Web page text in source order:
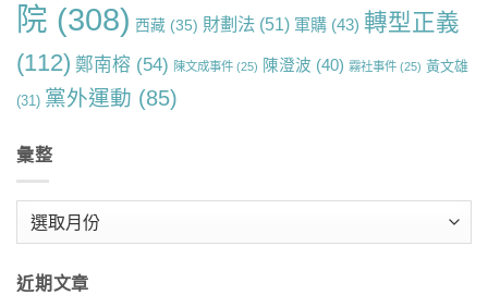
院 (308) 西藏 (35) 財劃法 (51) 軍購 (43) 轉型正義
(112) 鄭南榕 (54) 陳文成事件 (25) 陳澄波 (40) 霧社事件 (25) 黃文雄
(31) 黨外運動 (85)
彙整
近期文章